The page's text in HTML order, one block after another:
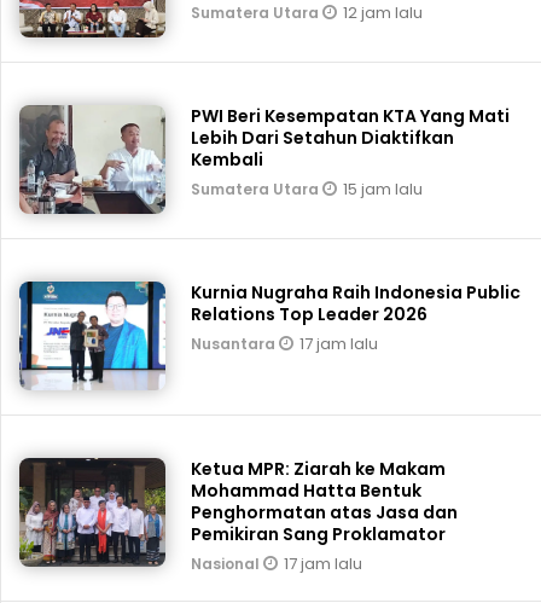
Sumatera Utara 12 jam lalu
PWI Beri Kesempatan KTA Yang Mati
Lebih Dari Setahun Diaktifkan
Kembali
Sumatera Utara 15 jam lalu
Kurnia Nugraha Raih Indonesia Public
Relations Top Leader 2026
Nusantara 17 jam lalu
Ketua MPR: Ziarah ke Makam
Mohammad Hatta Bentuk
Penghormatan atas Jasa dan
Pemikiran Sang Proklamator
Nasional 17 jam lalu